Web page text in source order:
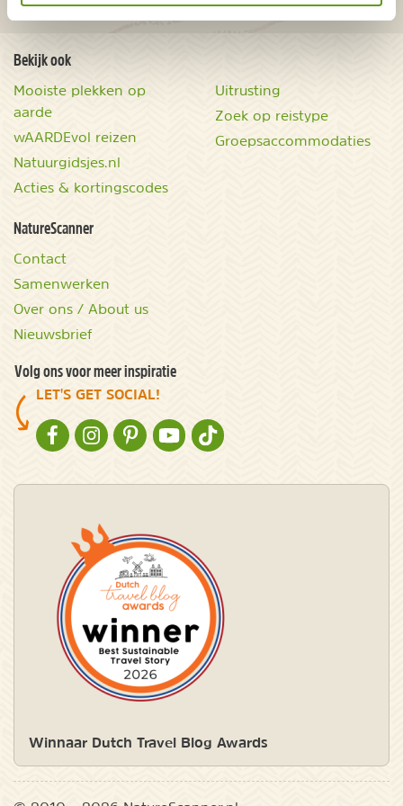
overnachtingen en vakanties in de natuur!
Bekijk ook
Mooiste plekken op
aarde
wAARDEvol reizen
Natuurgidsjes.nl
Acties & kortingscodes
Uitrusting
Zoek op reistype
Groepsaccommodaties
NatureScanner
Contact
Samenwerken
Over ons / About us
Nieuwsbrief
Volg ons voor meer inspiratie
LET'S GET SOCIAL!
NATURESCANNER OP FACEBOOK
NATURESCANNER OP INSTAGRAM
NATURESCANNER OP PINTEREST
NATURESCANNER OP YOUTUBE
NATURESCANNER OP TIKTOK
Winnaar Dutch Travel Blog Awards